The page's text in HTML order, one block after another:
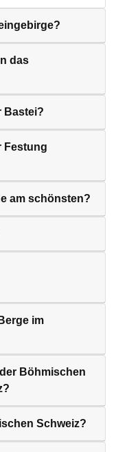
das
Bastei?
Festung
am schönsten?
im
Böhmischen
Schweiz?